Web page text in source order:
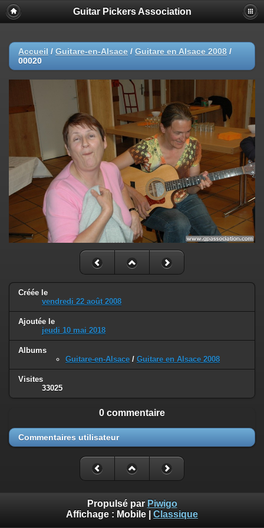
Guitar Pickers Association
Accueil / Guitare-en-Alsace / Guitare en Alsace 2008 /
00020
Créée le
vendredi 22 août 2008
Ajoutée le
jeudi 10 mai 2018
Albums
Guitare-en-Alsace / Guitare en Alsace 2008
Visites
33025
0 commentaire
Commentaires utilisateur
Propulsé par Piwigo
Affichage : Mobile Classique